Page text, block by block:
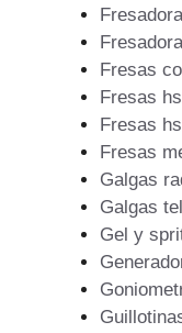
Fresas
Fresas
Fresas
Fresas
Galgas
Galgas
Gel y